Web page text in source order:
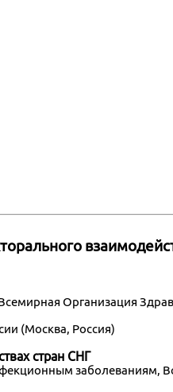
Организация
(Москва, Россия)
стран СНГ
заболеваниям,